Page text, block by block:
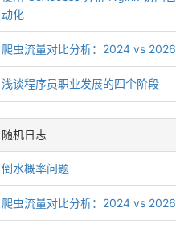
动化
爬虫流量对比分析：2024 vs 2026
浅谈程序员职业发展的四个阶段
随机日志
倒水概率问题
爬虫流量对比分析：2024 vs 2026